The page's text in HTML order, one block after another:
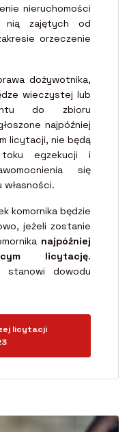
nieruchomości
nią zajętych od
orzeczenie
dożywotnika,
wieczystej lub
do zbioru
najpóźniej
licytacji, nie będą
toku egzekucji i
się
komornika będzie
jeżeli zostanie
najpóźniej
licytację.
stanowi dowodu
licytacji